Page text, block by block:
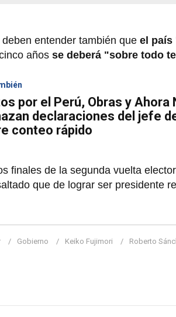
entender también que el país
años se deberá "sobre todo
por el Perú, Obras y Ahora
declaraciones del jefe
conteo rápido
finales de la segunda vuelta
que de lograr ser presidente
Gobierno Keiko Fujimori Roberto